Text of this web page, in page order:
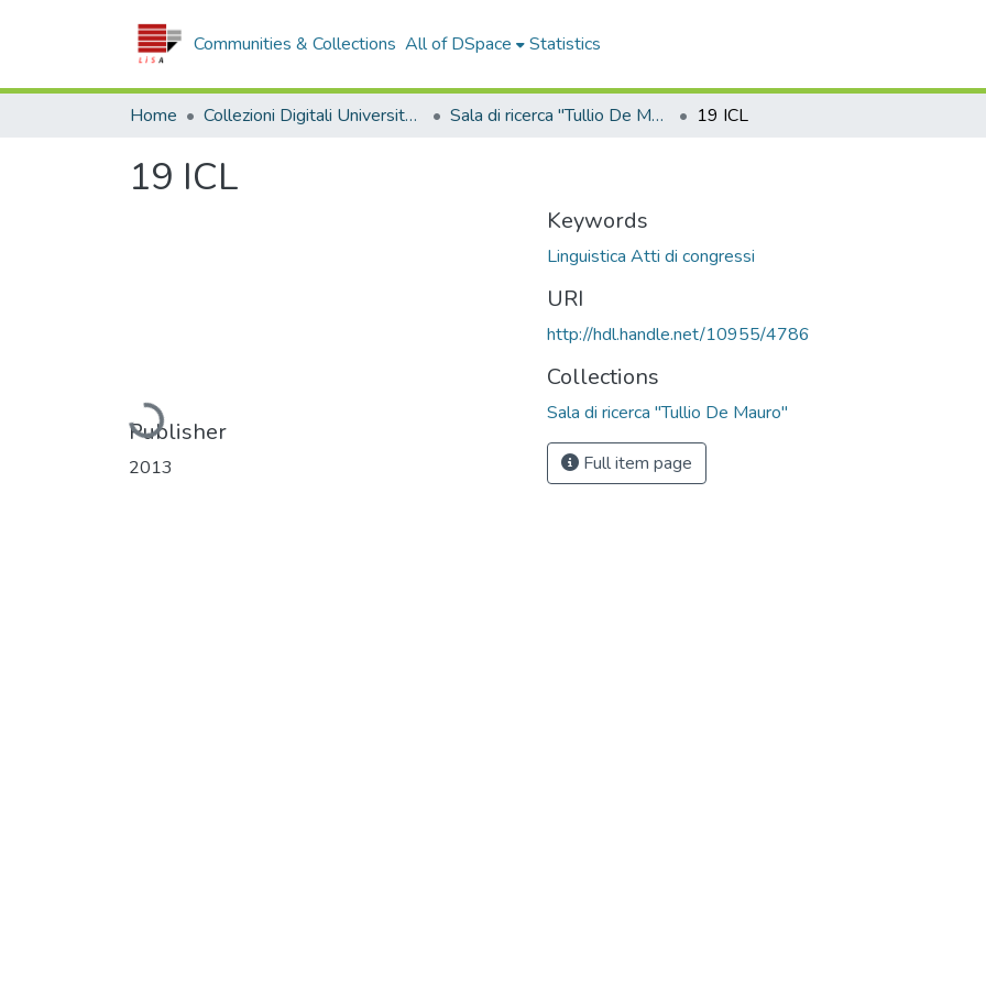
Communities & Collections All of DSpace Statistics
Home Collezioni Digitali Università della Calabria Sala di ricerca "Tullio De Mauro" 19 ICL
19 ICL
Loading...
Publisher
2013
Keywords
Linguistica Atti di congressi
URI
http://hdl.handle.net/10955/4786
Collections
Sala di ricerca "Tullio De Mauro"
Full item page